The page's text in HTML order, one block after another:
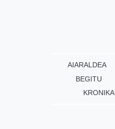
AIARALDEA
BEGITU
KRONIKA